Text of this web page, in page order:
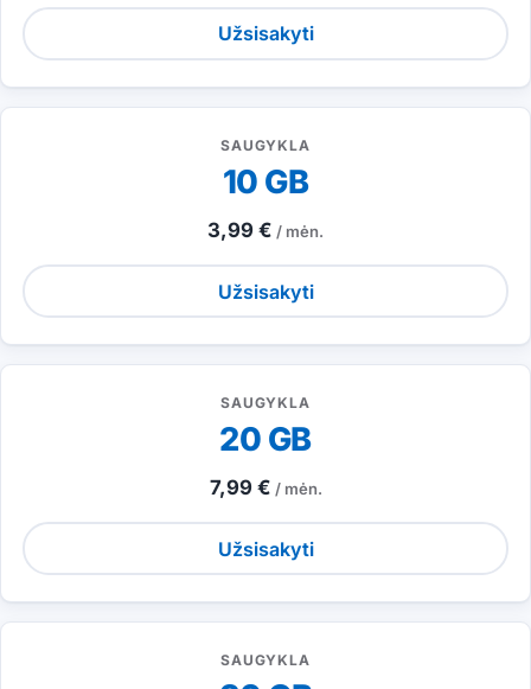
Užsisakyti
SAUGYKLA
10 GB
3,99 € / mėn.
Užsisakyti
SAUGYKLA
20 GB
7,99 € / mėn.
Užsisakyti
SAUGYKLA